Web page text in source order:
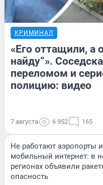
КРИМИНАЛ
«Его оттащили, а
найду“».
переломом и
полицию: видео
7 августа 6 952 165
Не работают аэропорты и
мобильный интернет: в
регионах объявили
опасность